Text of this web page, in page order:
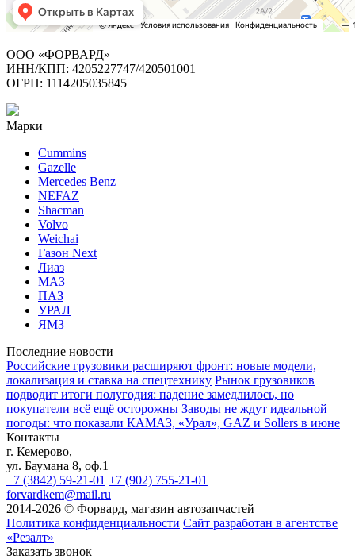
ООО «ФОРВАРД»
ИНН/КПП: 4205227747/420501001
ОГРН: 1114205035845
Марки
Cummins
Gazelle
Mercedes Benz
NEFAZ
Shacman
Volvo
Weichai
Газон Next
Лиаз
МАЗ
ПАЗ
УРАЛ
ЯМЗ
Последние новости
Российские грузовики расширяют фронт: новые модели,
локализация и ставка на спецтехнику Рынок грузовиков
подводит итоги полугодия: падение замедлилось, но
покупатели всё ещё осторожны Заводы не ждут идеальной
погоды: что показали КАМАЗ, «Урал», GAZ и Sollers в июне
Контакты
г. Кемерово,
ул. Баумана 8, оф.1
+7 (3842) 59-21-01 +7 (902) 755-21-01
forvardkem@mail.ru
2014-2026 © Форвард, магазин автозапчастей
Политика конфиденциальности Сайт разработан в агентстве
«Резалт»
Заказать звонок